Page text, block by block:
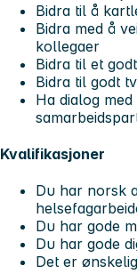
Bidra til å
Bidra med å
kollegaer
Bidra til et
Bidra til godt
Ha dialog
Kvalifikasjoner
Du har norsk
Du har gode
Du har gode
Det er